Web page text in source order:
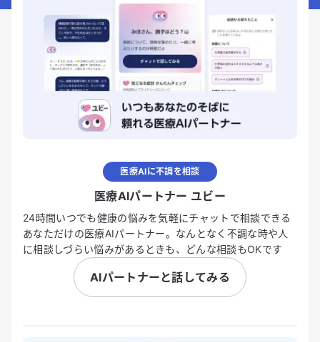
医療AIに不調を相談
医療AIパートナー ユビー
24時間いつでも健康の悩みを気軽にチャットで相談できる
あなただけの医療AIパートナー。なんとなく不調な時や人
に相談しづらい悩みがあるときも、どんな相談もOKです
AIパートナーと話してみる